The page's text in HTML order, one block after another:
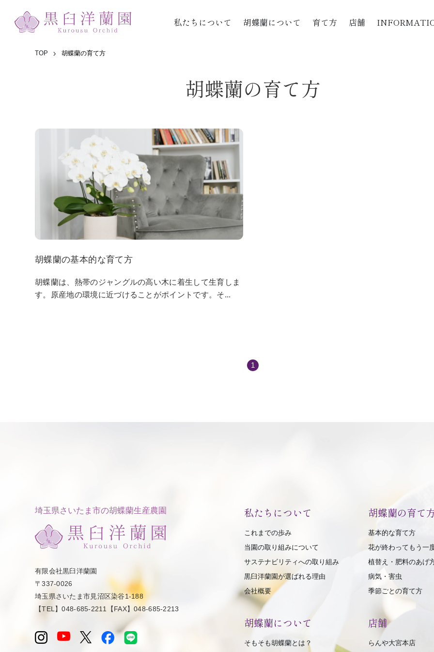
私たちについて 胡蝶蘭について 育て方 店舗
TOP 胡蝶蘭の育て方
胡蝶蘭の育て方
胡蝶蘭の基本的な育て方
胡蝶蘭は、熱帯のジャングルの高い木に着生して生育しま
す。原産地の環境に近づけることがポイントです。そ...
1
埼玉県さいたま市の胡蝶蘭生産農園
有限会社黒臼洋蘭園
〒337-0026
埼玉県さいたま市見沼区染谷1-188
【TEL】048-685-2211【FAX】048-685-2213
私たちについて
これまでの歩み
当園の取り組みについて
サステナビリティへの取り組み
黒臼洋蘭園が選ばれる理由
会社概要
胡蝶蘭の育て
基本的な育て方
花が終わってもう一
植替え・肥料のあげ
病気・害虫
季節ごとの育て方
胡蝶蘭について
そもそも胡蝶蘭とは？
店舗
らんや大宮本店